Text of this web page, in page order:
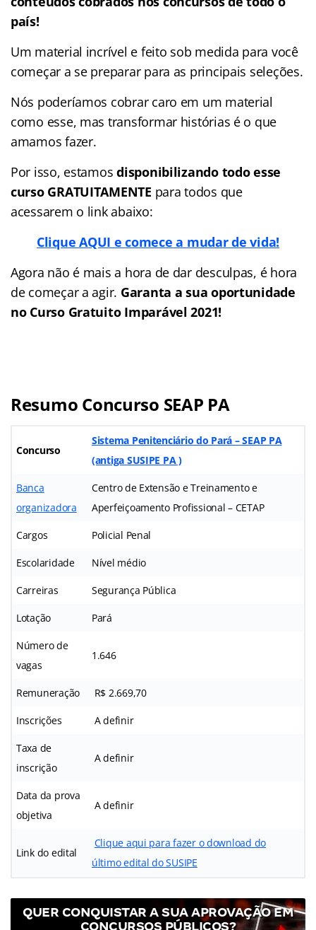
país!
Um material incrível e feito sob medida para você
começar a se preparar para as principais seleções.
Nós poderíamos cobrar caro em um material
como esse, mas transformar histórias é o que
amamos fazer.
Por isso, estamos disponibilizando todo esse
curso GRATUITAMENTE para todos que
acessarem o link abaixo:
Clique AQUI e comece a mudar de vida!
Agora não é mais a hora de dar desculpas, é hora
de começar a agir. Garanta a sua oportunidade
no Curso Gratuito Imparável 2021!
Resumo Concurso SEAP PA
Concurso
Sistema Penitenciário do Pará – SEAP PA
(antiga SUSIPE PA )
Banca
organizadora
Centro de Extensão e Treinamento e
Aperfeiçoamento Profissional – CETAP
Cargos Policial Penal
Escolaridade Nível médio
Carreiras Segurança Pública
Lotação Pará
Número de
vagas
1.646
Remuneração R$ 2.669,70
Inscrições A definir
Taxa de
inscrição
A definir
Data da prova
objetiva
A definir
Link do edital
Clique aqui para fazer o download do
último edital do SUSIPE
QUER CONQUISTAR A SUA APROVAÇÃO EM
CONCURSOS PÚBLICOS?